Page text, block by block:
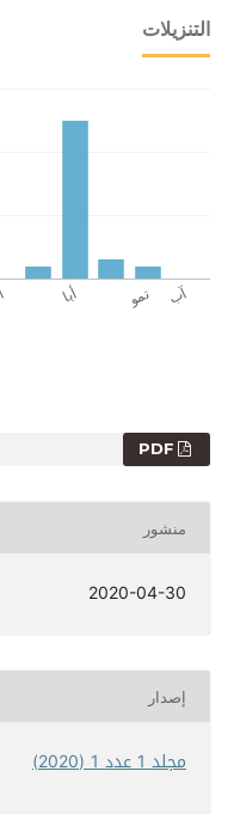
التنزيلات
PDF
منشور
2020-04-30
إصدار
مجلد 1 عدد 1 (2020)